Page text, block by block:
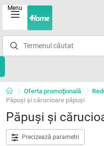
Menu
Oferta promoţională
Păpuși și cărucioare păpuși
Păpuși și
Precizează parametri